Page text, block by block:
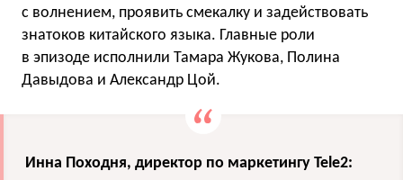
с волнением, проявить смекалку и задействовать
знатоков китайского языка. Главные роли
в эпизоде исполнили Тамара Жукова, Полина
Давыдова и Александр Цой.
Инна Походня, директор по маркетингу Tele2: